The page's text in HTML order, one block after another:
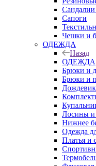
Сапоги
Чешки и
ОДЕЖДА
Назад
ОДЕЖДА
Брюки и
Брюки и
Лосины и
Нижнее
Одежда
Платья и